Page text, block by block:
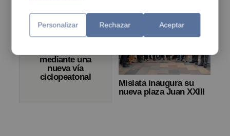
La Generalitat
mediante una
nueva vía
ciclopeatonal
Mislata inaugura su
nueva plaza Juan XXIII
Personalizar Rechazar Aceptar